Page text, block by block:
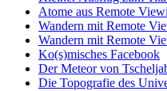
Atome aus Remote
Wandern mit Remote
Wandern mit Remote
Ko(s)misches Facebook
Der Meteor von
Die Topografie des